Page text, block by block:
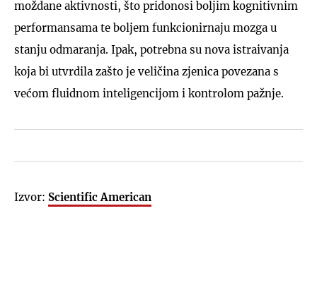
moždane aktivnosti, što pridonosi boljim kognitivnim
performansama te boljem funkcionirnaju mozga u
stanju odmaranja. Ipak, potrebna su nova istraivanja
koja bi utvrdila zašto je veličina zjenica povezana s
većom fluidnom inteligencijom i kontrolom pažnje.
Izvor: Scientific American